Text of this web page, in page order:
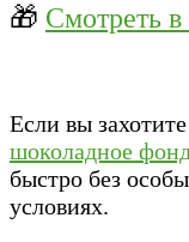
🎁 Смотреть в
Если вы
шоколадное
быстро без
условиях.